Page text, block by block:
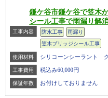
鎌ケ谷市鎌ケ谷で笠木
シール工事で雨漏り解
工事内容 防水工事
雨漏り
笠木ブリッジシール工事
使用材料 シリコーンシーラント
工事費用 税込み60,000円
保証年数 お付けしておりません